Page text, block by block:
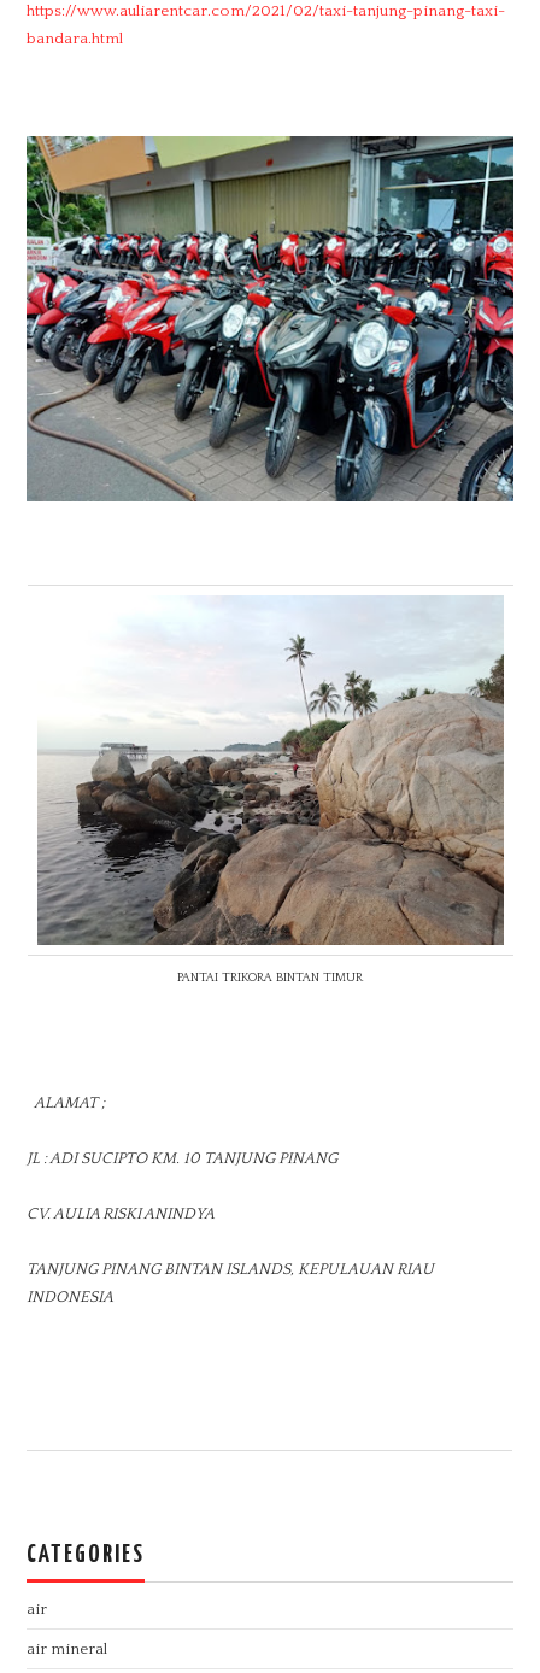
https://www.auliarentcar.com/2021/02/taxi-tanjung-pinang-taxi-
bandara.html
PANTAI TRIKORA BINTAN TIMUR
ALAMAT ;
JL : ADI SUCIPTO KM. 10 TANJUNG PINANG
CV. AULIA RISKI ANINDYA
TANJUNG PINANG BINTAN ISLANDS, KEPULAUAN RIAU
INDONESIA
CATEGORIES
air
air mineral